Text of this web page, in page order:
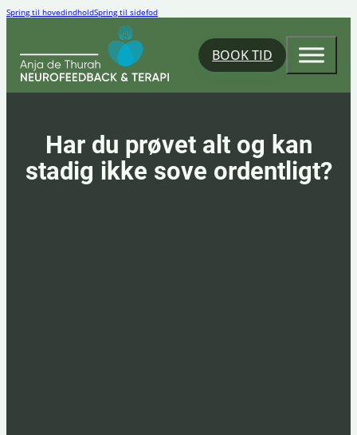
Spring til hovedindholdSpring til sidefod
BOOK TID
Har du prøvet alt og kan
stadig ikke sove ordentligt?